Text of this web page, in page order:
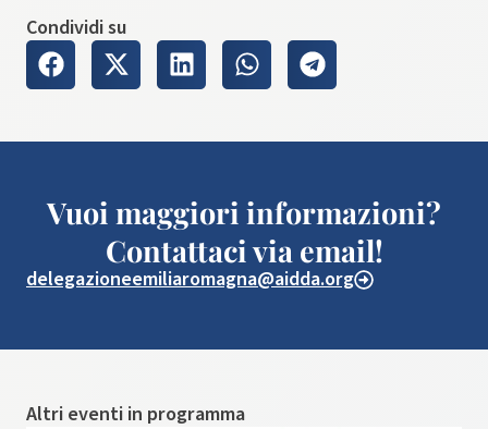
Condividi su
Vuoi maggiori informazioni?
Contattaci via email!
delegazioneemiliaromagna@aidda.org
Altri eventi in programma